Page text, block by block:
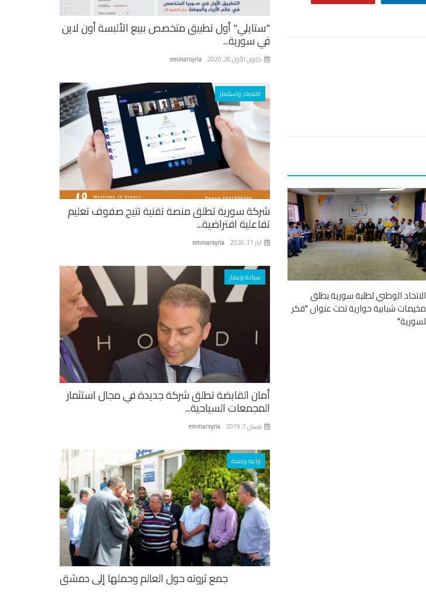
الاتحاد الوطني لطلبة سورية يطلق
مخيمات شبابية حوارية تحت عنوان "فكر
لسورية"
"ستايلي" أول تطبيق متخصص ببيع الألبسة أون لاين
في سورية...
emmarsyria كانون الأول 26, 2020
اقتصاد واستثمار
شركة سورية تطلق منصة تقنية تتيح صفوف تعليم
تفاعلية افتراضية...
emmarsyria ايار 11, 2020
سياحة وعقار
أمان القابضة تطلق شركة جديدة في مجال استثمار
المجمعات السياحية...
emmarsyria نيسان 7, 2019
زراعة وصحة
جمع ثروته حول العالم وحملها إلى دمشق